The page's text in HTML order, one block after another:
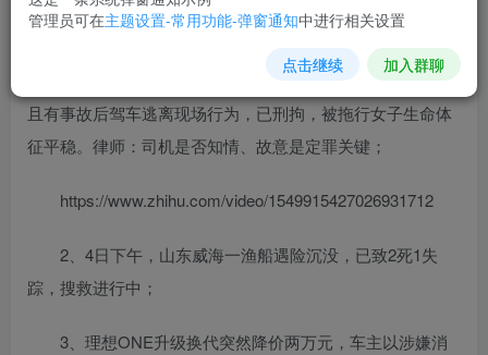
1、湖南娄底一宝马女司机撞人后拖行伤者1000米，
称"被交警拦下后才知自己撞人"，警方通报：司机系醉驾，
且有事故后驾车逃离现场行为，已刑拘，被拖行女子生命体
征平稳。律师：司机是否知情、故意是定罪关键；
https://www.zhihu.com/video/1549915427026931712
2、4日下午，山东威海一渔船遇险沉没，已致2死1失
踪，搜救进行中；
3、理想ONE升级换代突然降价两万元，车主以涉嫌消
管理员可在主题设置-常用功能-弹窗通知中进行相关设置
点击继续 加入群聊